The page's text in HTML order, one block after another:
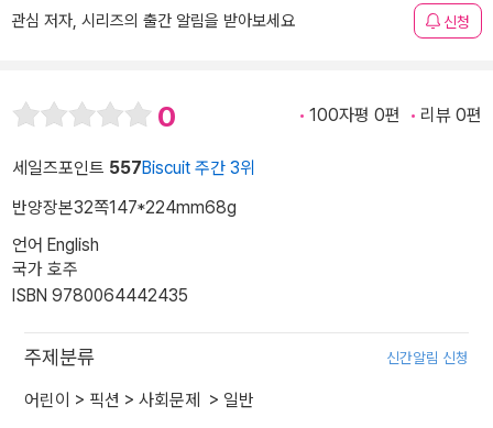
관심 저자, 시리즈의 출간 알림을 받아보세요 신청
0 100자평 0편 리뷰 0편
세일즈포인트 557Biscuit 주간 3위
반양장본32쪽147*224mm68g
언어 English
국가 호주
ISBN 9780064442435
주제분류 신간알림 신청
어린이 > 픽션 > 사회문제 > 일반